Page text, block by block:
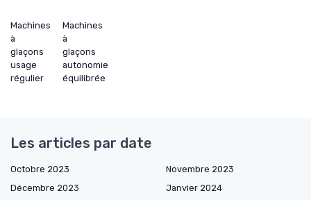
Machines
à
glaçons
usage
régulier
Machines
à
glaçons
autonomie
équilibrée
Les articles par date
Octobre 2023
Novembre 2023
Décembre 2023
Janvier 2024